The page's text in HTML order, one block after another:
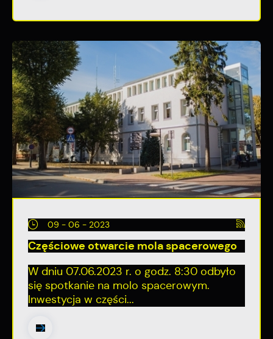
09 - 06 - 2023
Częściowe otwarcie mola spacerowego
W dniu 07.06.2023 r. o godz. 8:30 odbyło
się spotkanie na molo spacerowym.
Inwestycja w części...